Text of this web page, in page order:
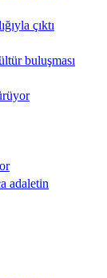
çıktı
buluşması
adaletin